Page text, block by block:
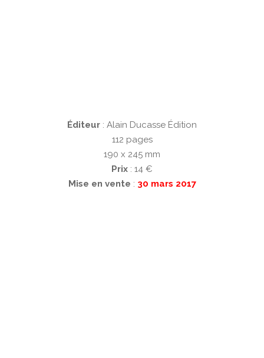
Éditeur : Alain Ducasse Édition
112 pages
190 x 245 mm
Prix : 14 €
Mise en vente : 30 mars 2017